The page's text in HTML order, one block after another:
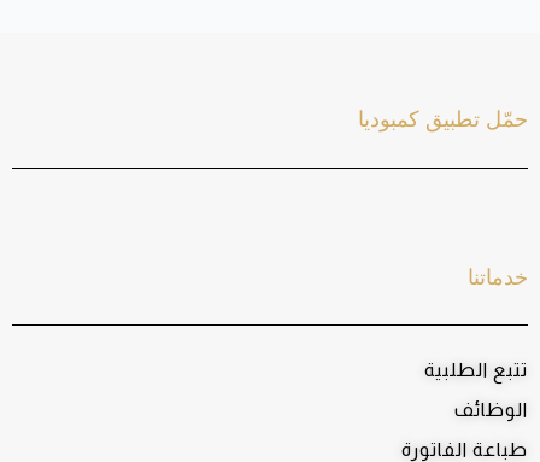
خدماتنا
تتبع الطلبية
الوظائف
طباعة الفاتورة
حمّل تطبيق كمبوديا